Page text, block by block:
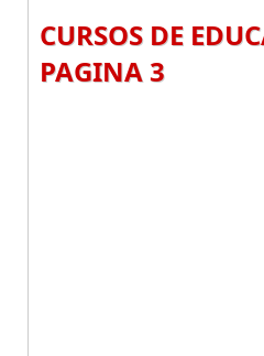
CURSOS DE
PAGINA 3